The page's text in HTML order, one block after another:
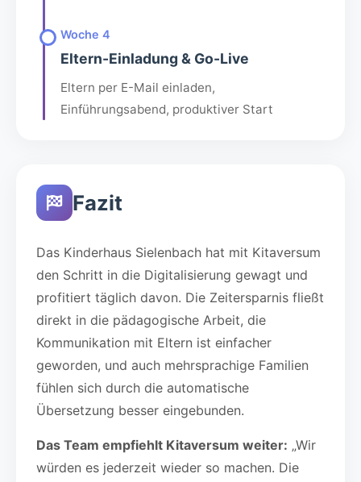
Woche 4
Eltern-Einladung & Go-Live
Eltern per E-Mail einladen,
Einführungsabend, produktiver Start
Fazit
Das Kinderhaus Sielenbach hat mit Kitaversum
den Schritt in die Digitalisierung gewagt und
profitiert täglich davon. Die Zeitersparnis fließt
direkt in die pädagogische Arbeit, die
Kommunikation mit Eltern ist einfacher
geworden, und auch mehrsprachige Familien
fühlen sich durch die automatische
Übersetzung besser eingebunden.
Das Team empfiehlt Kitaversum weiter: „Wir
würden es jederzeit wieder so machen. Die